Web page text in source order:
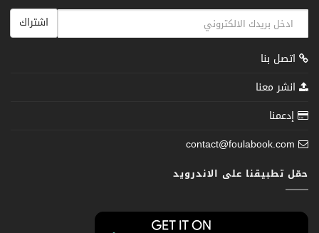
اشتراك
اتصل بنا
انشر معنا
إدعمنا
contact@foulabook.com
حمّل تطبيقنا على الاندرويد